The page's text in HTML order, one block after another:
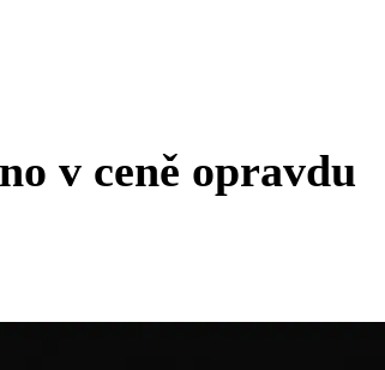
v ceně opravdu